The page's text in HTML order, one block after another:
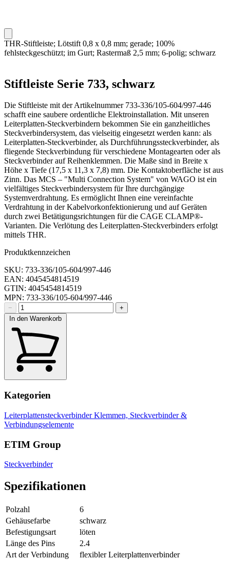
THR-Stiftleiste; Lötstift 0,8 x 0,8 mm; gerade; 100%
fehlsteckgeschützt; im Gurt; Rastermaß 2,5 mm; 6-polig; schwarz
Stiftleiste Serie 733, schwarz
Die Stiftleiste mit der Artikelnummer 733-336/105-604/997-446
schafft eine saubere ordentliche Elektroinstallation. Mit unseren
Leiterplatten-Steckverbindern bekommen Sie ein ganzheitliches
Steckverbindersystem, das vielseitig eingesetzt werden kann: als
Leiterplatten-Steckverbinder, als Durchführungssteckverbinder, als
fliegende Steckverbindung für verschiedene Montagearten oder als
Steckverbinder auf Reihenklemmen. Die Maße sind in Breite x
Höhe x Tiefe (17,5 x 11,3 x 7,8) mm. Die Kontaktoberfläche ist aus
Zinn. Das MCS – "Multi Connection System" von WAGO ist ein
vielfältiges Steckverbindersystem für Ihre durchgängige
Systemverdrahtung. Es ermöglicht Ihnen eine vereinfachte
Verdrahtung in der Kabelvorkonfektionierung und auf Geräten
durch zwei Betätigungsrichtungen für die CAGE CLAMP®-
Varianten. Die Verlötung des Leiterplatten-Steckverbinders erfolgt
mittels THR.
Produktkennzeichen
SKU: 733-336/105-604/997-446
EAN: 4045454814519
GTIN: 4045454814519
MPN: 733-336/105-604/997-446
−
+
In den Warenkorb
Kategorien
LeiterplattensteckverbinderKlemmen, Steckverbinder &
Verbindungselemente
ETIM Group
Steckverbinder
Spezifikationen
Polzahl
6
Gehäusefarbe
schwarz
Befestigungsart
löten
Länge des Pins
2.4
Art der Verbindung
flexibler Leiterplattenverbinder